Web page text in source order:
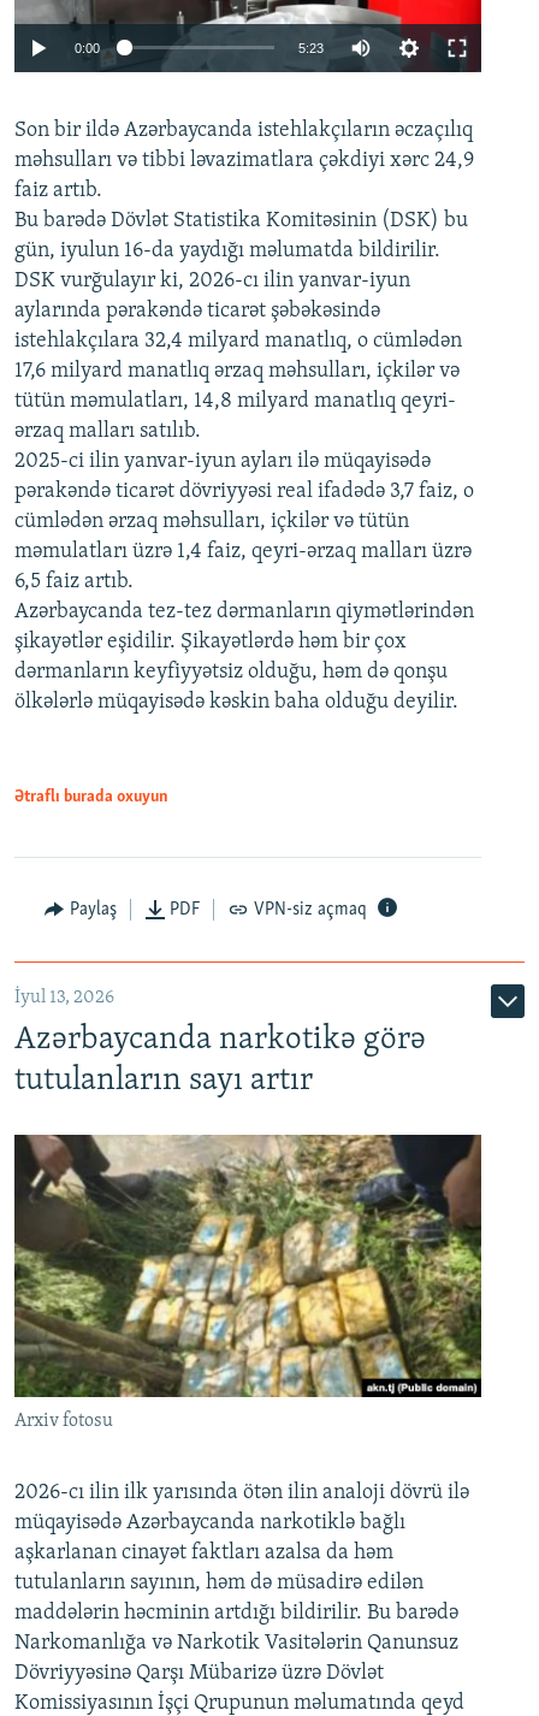
Auto 240p 360p 480p
720p 1080p
0:00 5:23
360p
480p
720p
1080p
Son bir ildə Azərbaycanda istehlakçıların əczaçılıq
məhsulları və tibbi ləvazimatlara çəkdiyi xərc 24,9
faiz artıb.
Bu barədə Dövlət Statistika Komitəsinin (DSK) bu
gün, iyulun 16-da yaydığı məlumatda bildirilir.
DSK vurğulayır ki, 2026-cı ilin yanvar-iyun
aylarında pərakəndə ticarət şəbəkəsində
istehlakçılara 32,4 milyard manatlıq, o cümlədən
17,6 milyard manatlıq ərzaq məhsulları, içkilər və
tütün məmulatları, 14,8 milyard manatlıq qeyri-
ərzaq malları satılıb.
2025-ci ilin yanvar-iyun ayları ilə müqayisədə
pərakəndə ticarət dövriyyəsi real ifadədə 3,7 faiz, o
cümlədən ərzaq məhsulları, içkilər və tütün
məmulatları üzrə 1,4 faiz, qeyri-ərzaq malları üzrə
6,5 faiz artıb.
Azərbaycanda tez-tez dərmanların qiymətlərindən
şikayətlər eşidilir. Şikayətlərdə həm bir çox
dərmanların keyfiyyətsiz olduğu, həm də qonşu
ölkələrlə müqayisədə kəskin baha olduğu deyilir.
Ətraflı burada oxuyun
Paylaş PDF VPN-siz açmaq
İyul 13, 2026
Azərbaycanda narkotikə görə
tutulanların sayı artır
Arxiv fotosu
2026-cı ilin ilk yarısında ötən ilin analoji dövrü ilə
müqayisədə Azərbaycanda narkotiklə bağlı
aşkarlanan cinayət faktları azalsa da həm
tutulanların sayının, həm də müsadirə edilən
maddələrin həcminin artdığı bildirilir. Bu barədə
Narkomanlığa və Narkotik Vasitələrin Qanunsuz
Dövriyyəsinə Qarşı Mübarizə üzrə Dövlət
Komissiyasının İşçi Qrupunun məlumatında qeyd